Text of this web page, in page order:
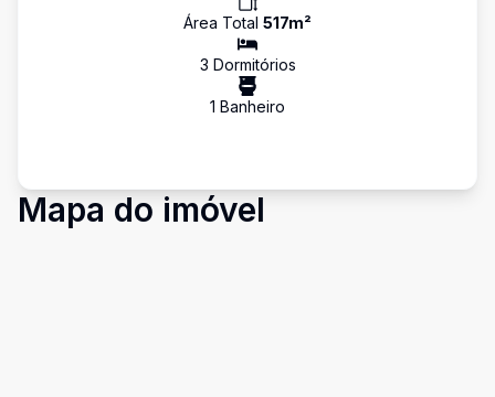
Área Total 517m²
3 Dormitórios
1 Banheiro
Mapa do imóvel